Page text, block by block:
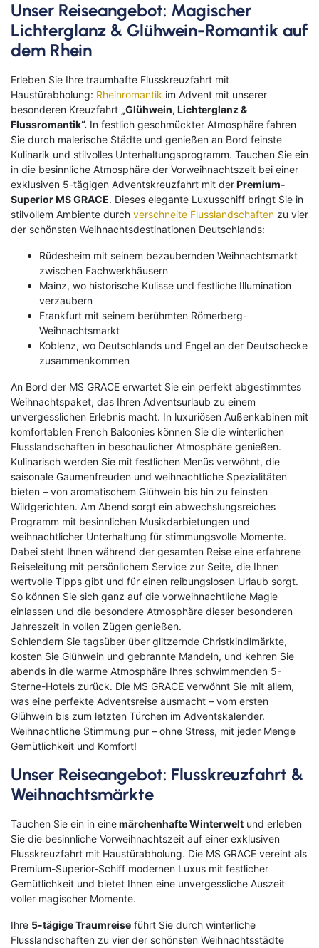
Unser Reiseangebot: Magischer
Lichterglanz & Glühwein-Romantik auf
dem Rhein
Erleben Sie Ihre traumhafte Flusskreuzfahrt mit
Haustürabholung: Rheinromantik im Advent mit unserer
besonderen Kreuzfahrt „Glühwein, Lichterglanz &
Flussromantik“. In festlich geschmückter Atmosphäre fahren
Sie durch malerische Städte und genießen an Bord feinste
Kulinarik und stilvolles Unterhaltungsprogramm. Tauchen Sie ein
in die besinnliche Atmosphäre der Vorweihnachtszeit bei einer
exklusiven 5-tägigen Adventskreuzfahrt mit derPremium-
Superior MS GRACE. Dieses elegante Luxusschiff bringt Sie in
stilvollem Ambiente durch verschneite Flusslandschaften zu vier
der schönsten Weihnachtsdestinationen Deutschlands:
Rüdesheim mit seinem bezaubernden Weihnachtsmarkt
zwischen Fachwerkhäusern
Mainz, wo historische Kulisse und festliche Illumination
verzaubern
Frankfurt mit seinem berühmten Römerberg-
Weihnachtsmarkt
Koblenz, wo Deutschlands und Engel an der Deutschecke
zusammenkommen
An Bord der MS GRACE erwartet Sie ein perfekt abgestimmtes
Weihnachtspaket, das Ihren Adventsurlaub zu einem
unvergesslichen Erlebnis macht. In luxuriösen Außenkabinen mit
komfortablen French Balconies können Sie die winterlichen
Flusslandschaften in beschaulicher Atmosphäre genießen.
Kulinarisch werden Sie mit festlichen Menüs verwöhnt, die
saisonale Gaumenfreuden und weihnachtliche Spezialitäten
bieten – von aromatischem Glühwein bis hin zu feinsten
Wildgerichten. Am Abend sorgt ein abwechslungsreiches
Programm mit besinnlichen Musikdarbietungen und
weihnachtlicher Unterhaltung für stimmungsvolle Momente.
Dabei steht Ihnen während der gesamten Reise eine erfahrene
Reiseleitung mit persönlichem Service zur Seite, die Ihnen
wertvolle Tipps gibt und für einen reibungslosen Urlaub sorgt.
So können Sie sich ganz auf die vorweihnachtliche Magie
einlassen und die besondere Atmosphäre dieser besonderen
Jahreszeit in vollen Zügen genießen.
Schlendern Sie tagsüber über glitzernde Christkindlmärkte,
kosten Sie Glühwein und gebrannte Mandeln, und kehren Sie
abends in die warme Atmosphäre Ihres schwimmenden 5-
Sterne-Hotels zurück. Die MS GRACE verwöhnt Sie mit allem,
was eine perfekte Adventsreise ausmacht – vom ersten
Glühwein bis zum letzten Türchen im Adventskalender.
Weihnachtliche Stimmung pur – ohne Stress, mit jeder Menge
Gemütlichkeit und Komfort!
Unser Reiseangebot: Flusskreuzfahrt &
Weihnachtsmärkte
Tauchen Sie ein in einemärchenhafte Winterwelt und erleben
Sie die besinnliche Vorweihnachtszeit auf einer exklusiven
Flusskreuzfahrt mit Haustürabholung. Die MS GRACE vereint als
Premium-Superior-Schiff modernen Luxus mit festlicher
Gemütlichkeit und bietet Ihnen eine unvergessliche Auszeit
voller magischer Momente.
Ihre 5-tägige Traumreise führt Sie durch winterliche
Flusslandschaften zu vier der schönsten Weihnachtsstädte